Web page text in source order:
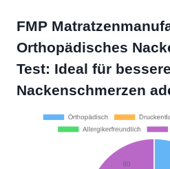
FMP
Orthopädisches
Test: Ideal für
Nackenschmerzen